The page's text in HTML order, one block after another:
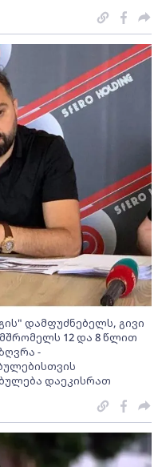
დამფუძნებელს, გივი
12 და 8 წლით
-
დაეკისრათ